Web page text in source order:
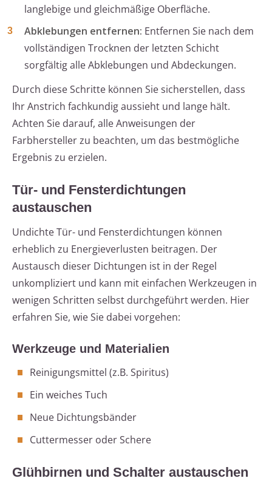
langlebige und gleichmäßige Oberfläche.
Abklebungen entfernen: Entfernen Sie nach dem
vollständigen Trocknen der letzten Schicht
sorgfältig alle Abklebungen und Abdeckungen.
Durch diese Schritte können Sie sicherstellen, dass
Ihr Anstrich fachkundig aussieht und lange hält.
Achten Sie darauf, alle Anweisungen der
Farbhersteller zu beachten, um das bestmögliche
Ergebnis zu erzielen.
Tür- und Fensterdichtungen
austauschen
Undichte Tür- und Fensterdichtungen können
erheblich zu Energieverlusten beitragen. Der
Austausch dieser Dichtungen ist in der Regel
unkompliziert und kann mit einfachen Werkzeugen in
wenigen Schritten selbst durchgeführt werden. Hier
erfahren Sie, wie Sie dabei vorgehen:
Werkzeuge und Materialien
Reinigungsmittel (z.B. Spiritus)
Ein weiches Tuch
Neue Dichtungsbänder
Cuttermesser oder Schere
Glühbirnen und Schalter austauschen